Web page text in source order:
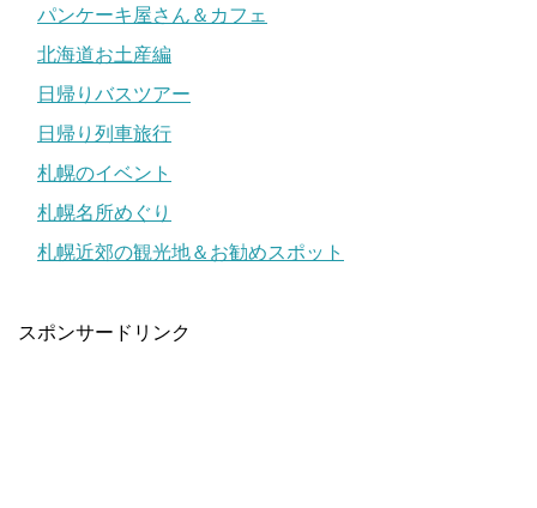
パンケーキ屋さん＆カフェ
北海道お土産編
日帰りバスツアー
日帰り列車旅行
札幌のイベント
札幌名所めぐり
札幌近郊の観光地＆お勧めスポット
スポンサードリンク